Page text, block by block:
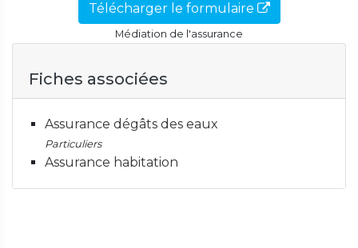
Télécharger le formulaire
Médiation de l'assurance
Fiches associées
Assurance dégâts des eaux
Particuliers
Assurance habitation